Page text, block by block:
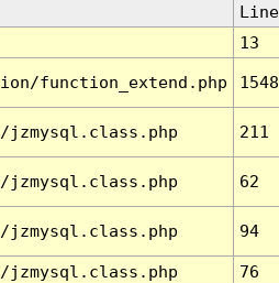
Line
13
function_extend.php 1548
jzmysql.class.php 211
jzmysql.class.php 62
jzmysql.class.php 94
jzmysql.class.php 76